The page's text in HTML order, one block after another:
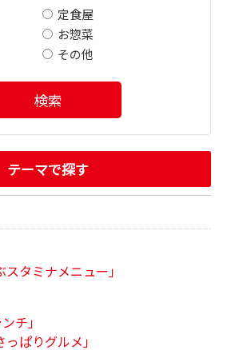
定食屋
お惣菜
その他
検索
テーマで探す
スタミナメニュー」
チ」
ぱりグルメ」